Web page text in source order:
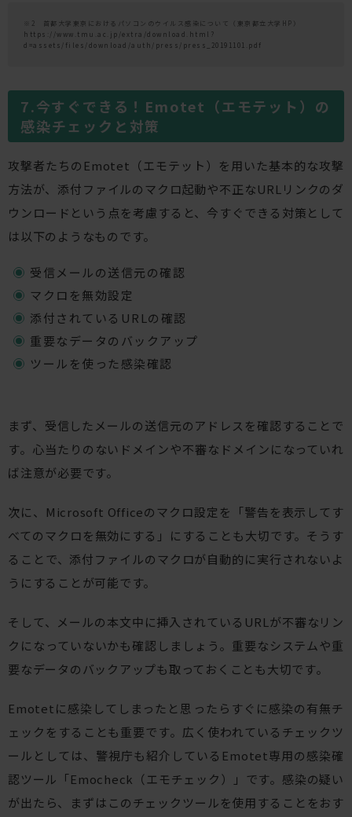
※2 首都大学東京におけるパソコンのウイルス感染について（東京都立大学HP）
https://www.tmu.ac.jp/extra/download.html?
d=assets/files/download/auth/press/press_20191101.pdf
今すぐできる！Emotet（エモテット）の
感染チェックと対策
攻撃者たちのEmotet（エモテット）を用いた基本的な攻撃
方法が、添付ファイルのマクロ起動や不正なURLリンクのダ
ウンロードという点を考慮すると、今すぐできる対策として
は以下のようなものです。
受信メールの送信元の確認
マクロを無効設定
添付されているURLの確認
重要なデータのバックアップ
ツールを使った感染確認
まず、受信したメールの送信元のアドレスを確認することで
す。心当たりのないドメインや不審なドメインになっていれ
ば注意が必要です。
次に、Microsoft Officeのマクロ設定を「警告を表示してす
べてのマクロを無効にする」にすることも大切です。そうす
ることで、添付ファイルのマクロが自動的に実行されないよ
うにすることが可能です。
そして、メールの本文中に挿入されているURLが不審なリン
クになっていないかも確認しましょう。重要なシステムや重
要なデータのバックアップも取っておくことも大切です。
Emotetに感染してしまったと思ったらすぐに感染の有無チ
ェックをすることも重要です。広く使われているチェックツ
ールとしては、警視庁も紹介しているEmotet専用の感染確
認ツール「Emocheck（エモチェック）」です。感染の疑い
が出たら、まずはこのチェックツールを使用することをおす